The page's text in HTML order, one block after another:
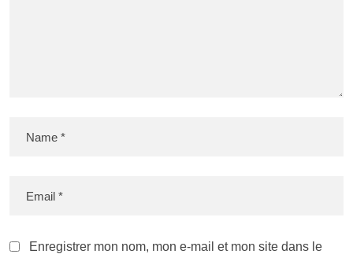
Enregistrer mon nom, mon e-mail et mon site dans le